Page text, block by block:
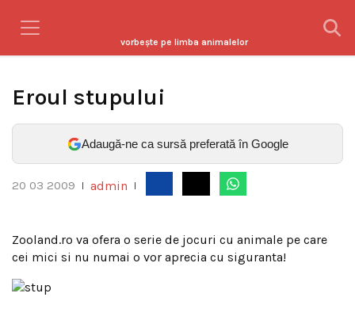
vorbeşte pe limba animalelor
Eroul stupului
Adaugă-ne ca sursă preferată în Google
20 03 2009 admin
Zooland.ro va ofera o serie de jocuri cu animale pe care
cei mici si nu numai o vor aprecia cu siguranta!